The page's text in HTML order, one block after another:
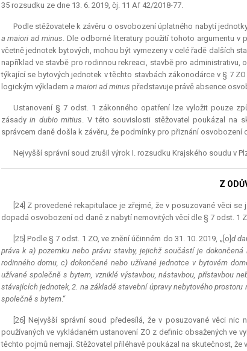
35 rozsudku ze dne 13. 6. 2019, čj. 11 Af 42/2018-77.
Podle stěžovatele k závěru o osvobození úplatného nabytí
a maiori ad minus. Dle odborné literatury použití tohoto argumentu v
včetně jednotek bytových, mohou být vymezeny v celé řadě dalších
například ve stavbě pro rodinnou rekreaci, stavbě pro
týkající se bytových jednotek v těchto stavbách zákonodárce v § 7
logickým výkladem a maiori ad minus představuje právě absence
Ustanovení § 7 odst. 1 zákonného opatření lze vyložit pouze
zásadyin dubio mitius. V této souvislosti stěžovatel poukázal na
správcem daně došla k závěru, že podmínky pro přiznání
Nejvyšší správní soud zrušil výrok I. rozsudku Krajského soudu v
Z
[24] Z provedené rekapitulace je zřejmé, že v posuzované věci
dopadá osvobození od daně z nabytí nemovitých věcí dle § 7 odst. 1
[25] Podle § 7 odst. 1 ZO, ve znění účinném do 31. 10. 2019, „[o] d
práva k a) pozemku nebo právu stavby, jejichž součástí je
rodinného domu, c) dokončené nebo užívané jednotce v bytovém
užívané společně s bytem, vzniklé výstavbou, nástavbou, přístavbou
stávajících jednotek, 2. na základě stavební úpravy nebytového
společně s bytem.“
[26] Nejvyšší správní soud předesílá, že v posuzované věci nic
používaných ve vykládaném ustanovení ZO z definic obsažených ve
těchto pojmů nemají. Stěžovatel přiléhavě poukázal na skutečnost,